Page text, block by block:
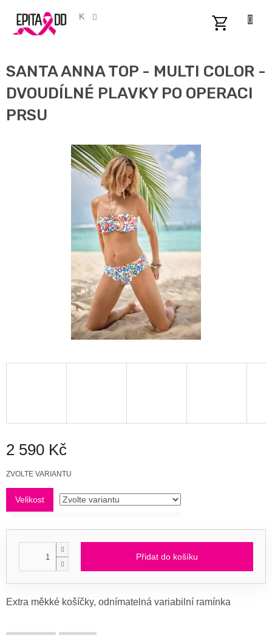
obsah
CZK
SANTA ANNA TOP - MULTI COLOR -
DVOUDÍLNÉ PLAVKY PO OPERACI
PRSU
2 590 Kč
Měrná
ZVOLTE VARIANTU
Velikost
Přidat do košíku
Extra měkké košíčky, odnímatelná variabilní ramínka